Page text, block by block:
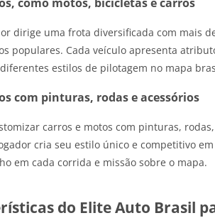
dirige uma frota diversificada com mais
populares. Cada veículo apresenta
estilos de pilotagem no mapa
com pinturas, rodas e acessórios
carros e motos com pinturas,
cria seu estilo único e competitivo
em cada corrida e missão sobre o mapa.
do Elite Auto Brasil